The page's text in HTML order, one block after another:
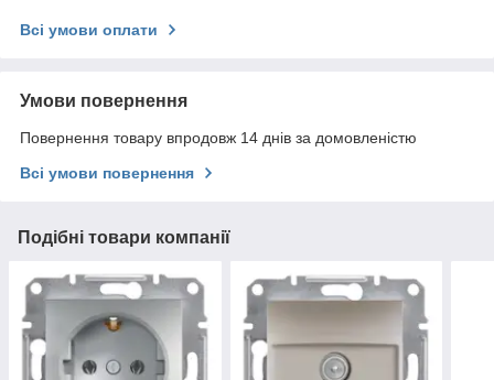
Всі умови оплати
Умови повернення
Повернення товару впродовж 14 днів за домовленістю
Всі умови повернення
Подібні товари компанії